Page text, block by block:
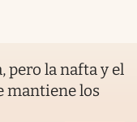
pero la nafta y el
mantiene los